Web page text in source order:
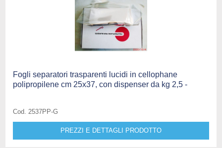
Fogli separatori trasparenti lucidi in cellophane
polipropilene cm 25x37, con dispenser da kg 2,5 -
Cod. 2537PP-G
PREZZI E DETTAGLI PRODOTTO